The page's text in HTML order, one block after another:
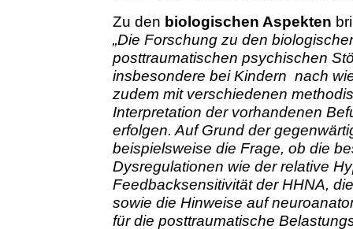
Zu den biologischen Aspekten
„Die Forschung zu den
posttraumatischen psychischen
insbesondere bei Kindern nach
zudem mit verschiedenen
Interpretation der vorhandenen
erfolgen. Auf Grund der
beispielsweise die Frage, ob die
Dysregulationen wie der relative
Feedbacksensitivität der HHNA,
sowie die Hinweise auf
für die posttraumatische